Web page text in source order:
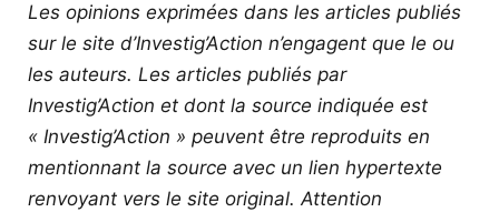
Les opinions exprimées dans les articles publiés
sur le site d’Investig’Action n’engagent que le ou
les auteurs. Les articles publiés par
Investig’Action et dont la source indiquée est
« Investig’Action » peuvent être reproduits en
mentionnant la source avec un lien hypertexte
renvoyant vers le site original. Attention